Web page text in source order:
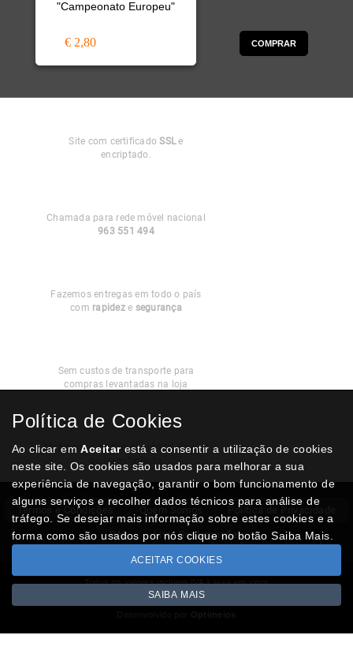
"Campeonato Europeu"
€ 2,80 COMPRAR
Site com certificadoSSLe
encriptado.
Chamada para rede móvel nacional
963 551 494
Fazemos entregas em todo o país
com rapideze segurança
Sem custos de transporte para
compras levantadas na loja
Modos dePagamento
Multibanco, cartão de crédito, Paypal
ou transferência
Termos e Condições Politica de Privacidade
RAL Livro Reclamações
Todos os valores incluem IVA à taxa em vigor
Copyright © NUMISMATICAJA.com 2026
Política de Cookies
Ao clicar emAceitarestá a consentir a utilização de cookies
neste site. Os cookies são usados para melhorar a sua
experiência de navegação, garantir o bom funcionamento de
alguns serviços e recolher dados técnicos para análise de
tráfego. Se desejar mais informação sobre estes cookies e a
forma como são usados por nós clique no botão Saiba Mais.
ACEITAR COOKIES
SAIBA MAIS